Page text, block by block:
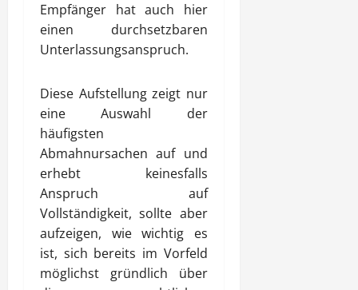
Empfänger hat auch hier
einen durchsetzbaren
Unterlassungsanspruch.
Diese Aufstellung zeigt nur
eine Auswahl der
häufigsten
Abmahnursachen auf und
erhebt keinesfalls
Anspruch auf
Vollständigkeit, sollte aber
aufzeigen, wie wichtig es
ist, sich bereits im Vorfeld
möglichst gründlich über